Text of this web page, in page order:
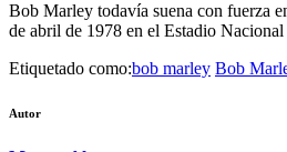
Bob Marley todavía suena con fuerza
de abril de 1978 en el Estadio
Etiquetado como:bob marley Bob
Autor